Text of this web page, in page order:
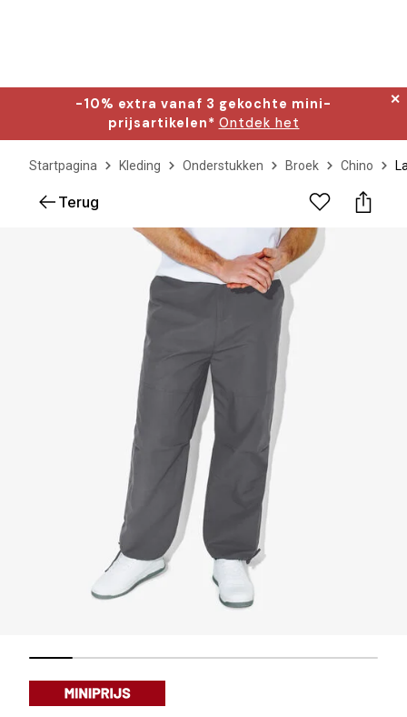
-10% extra vanaf 3 gekochte mini-
prijsartikelen* Ontdek het
✕
Startpagina Kleding Onderstukken Broek Chino
Terug